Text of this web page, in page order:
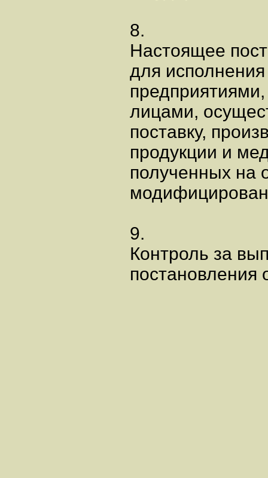
8.
Настоящее
для
лицами,
поставку,
продукции и
полученных на
9.
Контроль за
постановления